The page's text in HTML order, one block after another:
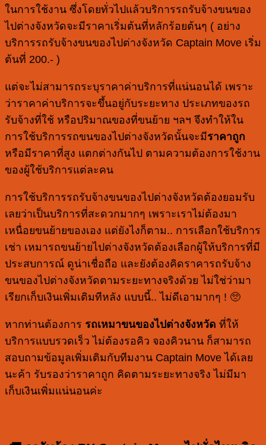
ในการใช้งาน ซึ่งโดยทั่วไปแล้วบริการรถรับจ้างขนของ
ไปต่างจังหวัดจะมีราคาเริ่มต้นที่หลักร้อยต้นๆ ( อย่าง
บริการรถรับจ้างขนของไปต่างจังหวัด Captain Move เริ่ม
ต้นที่ 200.- )
แต่จะไม่สามารถระบุราคาค่าบริการที่แน่นอนได้ เพราะ
ว่าราคาค่าบริการจะขึ้นอยู่กับระยะทาง ประเภทของรถ
รับจ้างที่ใช้ หรือปริมาณของที่ขนย้าย ฯลฯ จึงทำให้ใน
การใช้บริการรถขนของไปต่างจังหวัดนั้นจะมีราคาถูก
หรือมีราคาที่สูง แตกต่างกันไป ตามความต้องการใช้งาน
ของผู้ใช้บริการแต่ละคน
การใช้บริการรถรับจ้างขนของไปต่างจังหวัดต้องยอมรับ
เลยว่าเป็นบริการที่สะดวกมากๆ เพราะเราไม่ต้องมา
เหนื่อยขนย้ายของเอง แต่ยังไงก็ตาม.. การเลือกใช้บริการ
เช่า เหมารถขนย้ายไปต่างจังหวัดต้องเลือกผู้ให้บริการที่มี
ประสบการณ์ ดูน่าเชื่อถือ และยังต้องคิดราคารถรับจ้าง
ขนของไปต่างจังหวัดตามระยะทางจริงด้วย ไม่ใช่ว่ามา
เรียกเก็บเงินเพิ่มเติมทีหลัง แบบนี้.. ไม่ดีเอามากๆ ! 🥺
หากท่านต้องการ รถเหมาขนของไปต่างจังหวัด ที่ให้
บริการแบบรวดเร็ว ไม่ต้องรอคิว จองคิวนาน ก็สามารถ
สอบถามข้อมูลเพิ่มเติมกับทีมงาน Captain Move ได้เลย
นะค้า รับรองว่าราคาถูก คิดตามระยะทางจริง ไม่มีมา
เก็บเงินเพิ่มแน่นอนค่ะ